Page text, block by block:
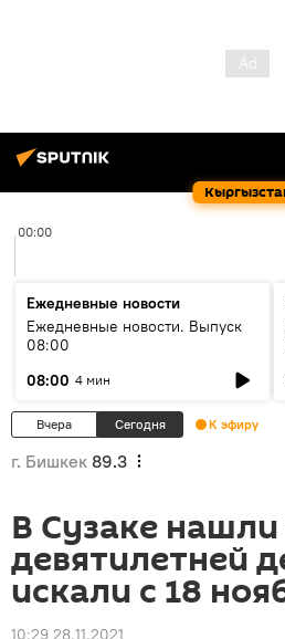
00:00
Ежедневные новости
Ежедневные новости. Выпуск
08:00
08:00 4 мин
Вчера Сегодня К эфиру
г. Бишкек 89.3
В Сузаке нашли
девятилетней
искали с 18
10:29 28.11.2021